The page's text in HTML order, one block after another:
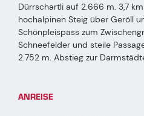
Dürrschartli auf 2.666 m. 3,7
hochalpinen Steig über Geröll
Schönpleispass zum
Schneefelder und steile
2.752 m. Abstieg zur
ANREISE